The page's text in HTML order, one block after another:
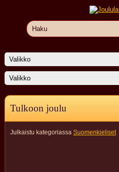
Tulkoon joulu
Julkaistu kategoriassa Suomenkieliset